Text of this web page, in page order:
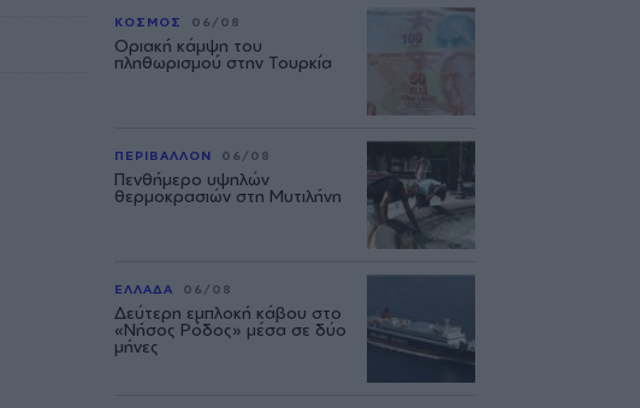
ΚΟΣΜΟΣ 06/08
Οριακή κάμψη του
πληθωρισμού στην Τουρκία
ΠΕΡΙΒΑΛΛΟΝ 06/08
Πενθήμερο υψηλών
θερμοκρασιών στη Μυτιλήνη
ΕΛΛΑΔΑ 06/08
Δεύτερη εμπλοκή κάβου στο
«Νήσος Ρόδος» μέσα σε δύο
μήνες